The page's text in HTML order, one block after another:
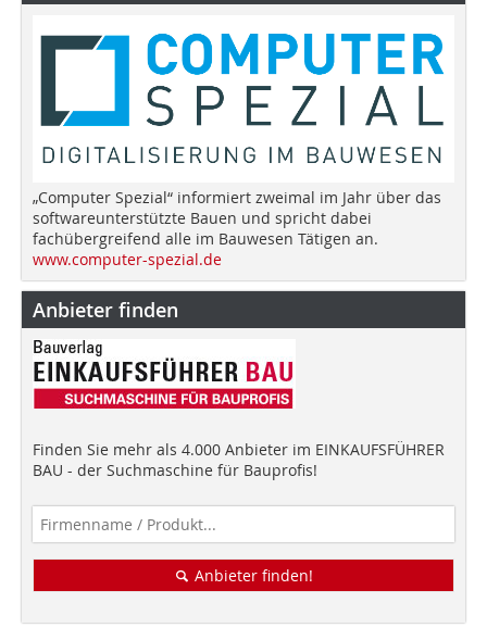
„Computer Spezial“ informiert zweimal im Jahr über das
softwareunterstützte Bauen und spricht dabei
fachübergreifend alle im Bauwesen Tätigen an.
www.computer-spezial.de
Anbieter finden
Finden Sie mehr als 4.000 Anbieter im EINKAUFSFÜHRER
BAU - der Suchmaschine für Bauprofis!
Anbieter finden!